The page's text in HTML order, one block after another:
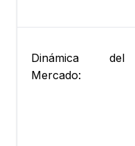
Dinámica del
Mercado: